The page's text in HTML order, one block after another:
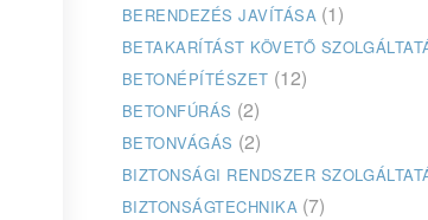
BERENDEZÉS JAVÍTÁSA (1)
BETAKARÍTÁST KÖVETŐ
BETONÉPÍTÉSZET (12)
BETONFÚRÁS (2)
BETONVÁGÁS (2)
BIZTONSÁGI RENDSZER
BIZTONSÁGTECHNIKA (7)